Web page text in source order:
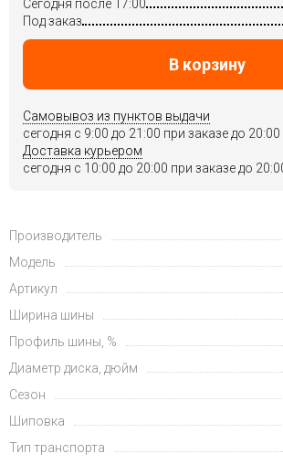
Сегодня после 17:00
Под заказ
В корзину
Самовывоз из пунктов выдачи
сегодня c 9:00 до 21:00 при заказе до 20:00
Доставка курьером
сегодня c 10:00 до 20:00 при заказе до
Производитель
Модель
Артикул
Ширина шины
Профиль шины, %
Диаметр диска, дюйм
Сезон
Шиповка
Тип транспорта